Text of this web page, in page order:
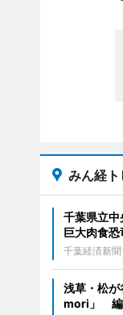
みん経
千葉県立
巨大肉食
千葉経済新聞
浅草・松
mori」 編